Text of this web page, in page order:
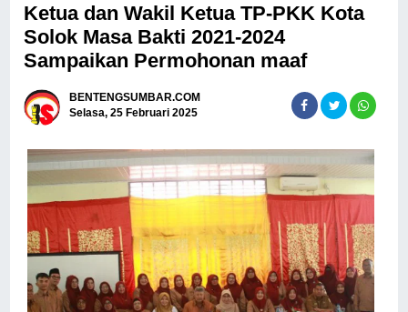
Ketua dan Wakil Ketua TP-PKK Kota
Solok Masa Bakti 2021-2024
Sampaikan Permohonan maaf
BENTENGSUMBAR.COM
Selasa, 25 Februari 2025